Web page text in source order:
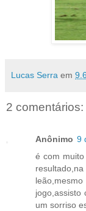
Lucas Serra em
2 comentários:
Anônimo 9
é com
jogo,assisto
um sorriso